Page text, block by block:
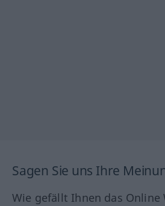
Sagen Sie uns Ihre
Wie gefällt Ihnen das Online